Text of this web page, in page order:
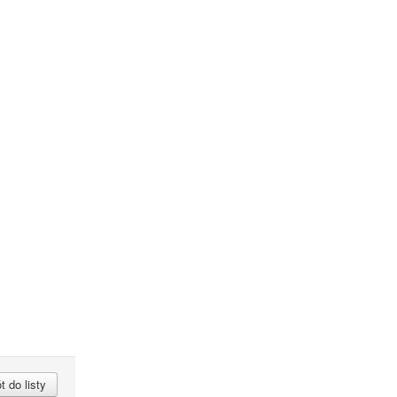
do listy